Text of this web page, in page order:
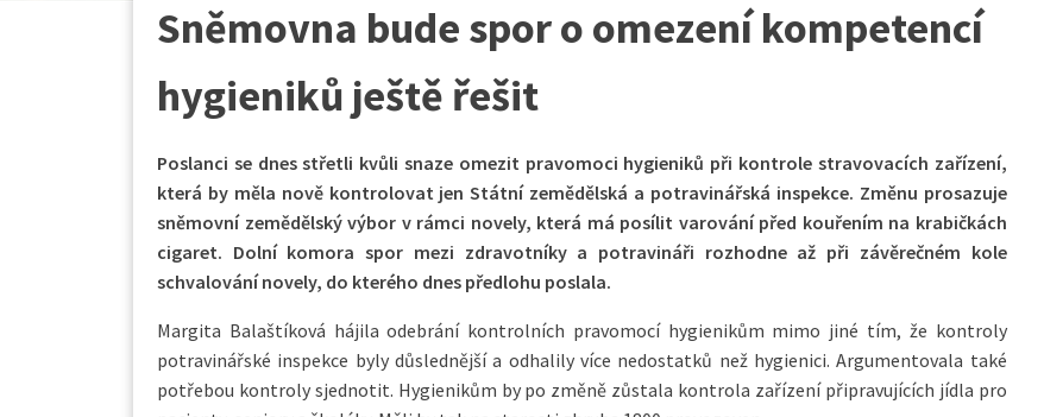
Sněmovna bude spor o omezení kompetencí
hygieniků ještě řešit
Poslanci se dnes střetli kvůli snaze omezit pravomoci hygieniků při kontrole stravovacích zařízení,
která by měla nově kontrolovat jen Státní zemědělská a potravinářská inspekce. Změnu prosazuje
sněmovní zemědělský výbor v rámci novely, která má posílit varování před kouřením na krabičkách
cigaret. Dolní komora spor mezi zdravotníky a potravináři rozhodne až při závěrečném kole
schvalování novely, do kterého dnes předlohu poslala.
Margita Balaštíková hájila odebrání kontrolních pravomocí hygienikům mimo jiné tím, že kontroly
potravinářské inspekce byly důslednější a odhalily více nedostatků než hygienici. Argumentovala také
potřebou kontroly sjednotit. Hygienikům by po změně zůstala kontrola zařízení připravujících jídla pro